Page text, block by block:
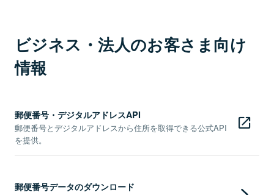
ビジネス・法人のお客さま向け
情報
郵便番号・デジタルアドレスAPI
郵便番号とデジタルアドレスから住所を取得できる公式API
を提供。
郵便番号データのダウンロード